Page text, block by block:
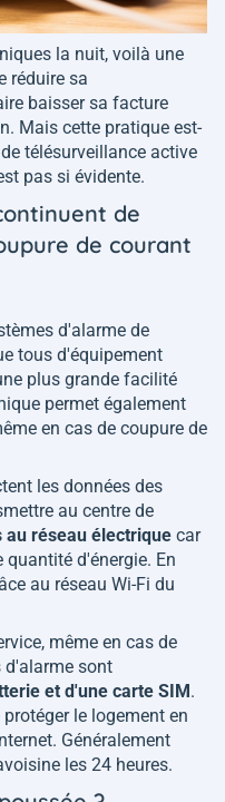
la nuit, voilà une
réduire sa
baisser sa facture
Mais cette pratique est-
de télésurveillance active
pas si évidente.
de
de courant
d'alarme de
tous d'équipement
plus grande facilité
permet également
en cas de coupure de
les données des
au centre de
au réseau électrique car
d'énergie. En
au réseau Wi-Fi du
même en cas de
d'alarme sont
et d'une carte SIM .
le logement en
Généralement
les 24 heures.